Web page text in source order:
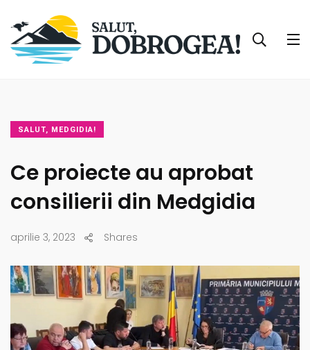
SALUT, MEDGIDIA!
Ce proiecte au aprobat
consilierii din Medgidia
aprilie 3, 2023 Shares